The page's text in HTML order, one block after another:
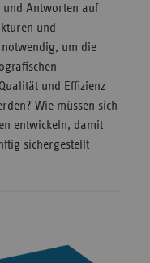
und Antworten auf
und
um die
und Effizienz
Wie müssen sich
entwickeln, damit
sichergestellt